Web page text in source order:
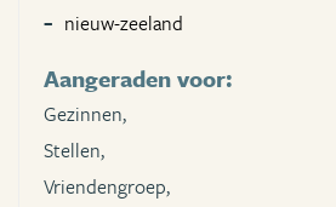
nieuw-zeeland
Aangeraden voor:
Gezinnen,
Stellen,
Vriendengroep,